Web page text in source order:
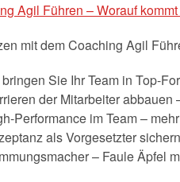
Agil Führen – Worauf
mit dem Coaching Agil
Sie Ihr Team in Top-
der Mitarbeiter abbauen
Performance im Team –
als Vorgesetzter sichern
– Faule Äpfel